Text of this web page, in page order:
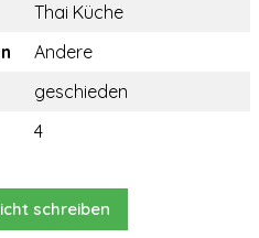
Thai Küche
Andere
geschieden
4
schreiben